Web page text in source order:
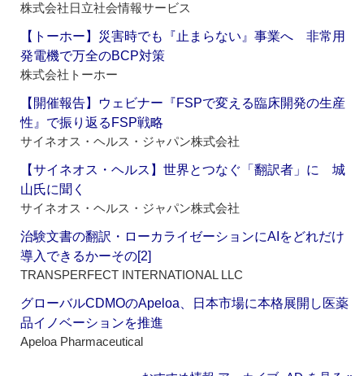
株式会社日立社会情報サービス
【トーホー】災害時でも『止まらない』事業へ 非常用
発電機で万全のBCP対策
株式会社トーホー
【開催報告】ウェビナー『FSPで変える臨床開発の生産
性』で振り返るFSP戦略
サイネオス・ヘルス・ジャパン株式会社
【サイネオス・ヘルス】世界とつなぐ「翻訳者」に 城
山氏に聞く
サイネオス・ヘルス・ジャパン株式会社
治験文書の翻訳・ローカライゼーションにAIをどれだけ
導入できるかーその[2]
TRANSPERFECT INTERNATIONAL LLC
グローバルCDMOのApeloa、日本市場に本格展開し医薬
品イノベーションを推進
Apeloa Pharmaceutical